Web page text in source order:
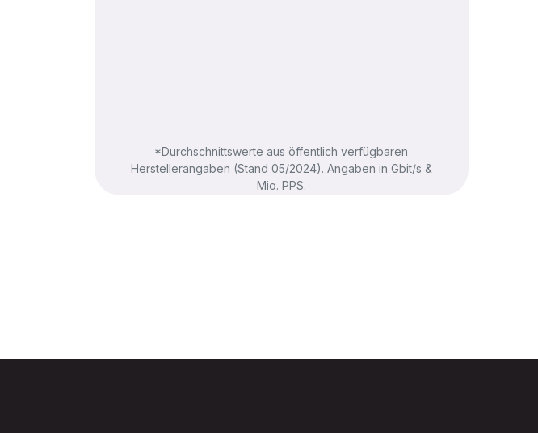
*Durchschnittswerte aus öffentlich verfügbaren
Herstellerangaben (Stand 05/2024). Angaben in Gbit/s &
Mio. PPS.